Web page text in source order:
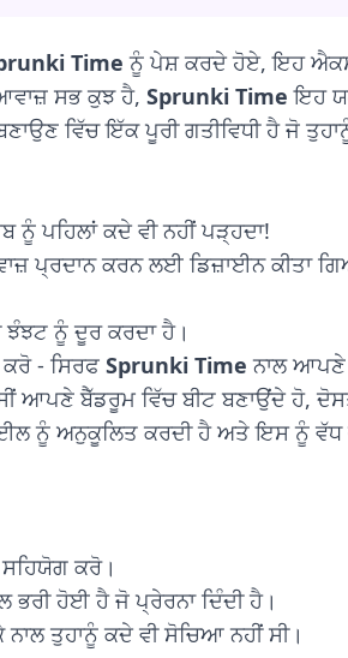
Time ਨੂੰ ਪੇਸ਼ ਕਰਦੇ ਹੋਏ, ਇਹ
ਸਭ ਕੁਝ ਹੈ, Sprunki Time ਇਹ
ਵਿੱਚ ਇੱਕ ਪੂਰੀ ਗਤੀਵਿਧੀ ਹੈ ਜੋ
ਨੂੰ ਪਹਿਲਾਂ ਕਦੇ ਵੀ ਨਹੀਂ ਪੜ੍ਹਦਾ!
ਪ੍ਰਦਾਨ ਕਰਨ ਲਈ ਡਿਜ਼ਾਈਨ ਕੀਤਾ
ਨੂੰ ਦੂਰ ਕਰਦਾ ਹੈ।
- ਸਿਰਫ Sprunki Time ਨਾਲ ਆਪਣੇ
ਆਪਣੇ ਬੈੱਡਰੂਮ ਵਿੱਚ ਬੀਟ ਬਣਾਉਂਦੇ ਹੋ,
ਨੂੰ ਅਨੁਕੂਲਿਤ ਕਰਦੀ ਹੈ ਅਤੇ ਇਸ ਨੂੰ ਵੱਧ
ਕਰੋ।
ਹੋਈ ਹੈ ਜੋ ਪ੍ਰੇਰਨਾ ਦਿੰਦੀ ਹੈ।
ਤੁਹਾਨੂੰ ਕਦੇ ਵੀ ਸੋਚਿਆ ਨਹੀਂ ਸੀ।